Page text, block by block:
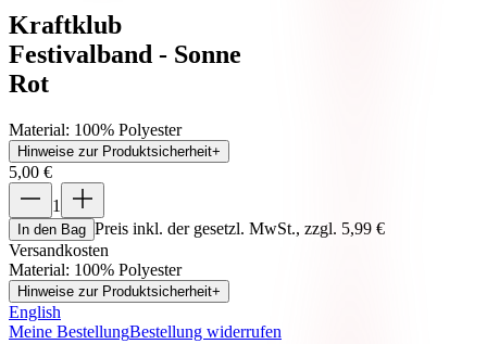
Kraftklub
Festivalband - Sonne
Rot
Material: 100% Polyester
Hinweise zur Produktsicherheit+
5,00 €
1
In den Bag Preis inkl. der gesetzl. MwSt., zzgl. 5,99 €
Versandkosten
Material: 100% Polyester
Hinweise zur Produktsicherheit+
English
Meine BestellungBestellung widerrufen